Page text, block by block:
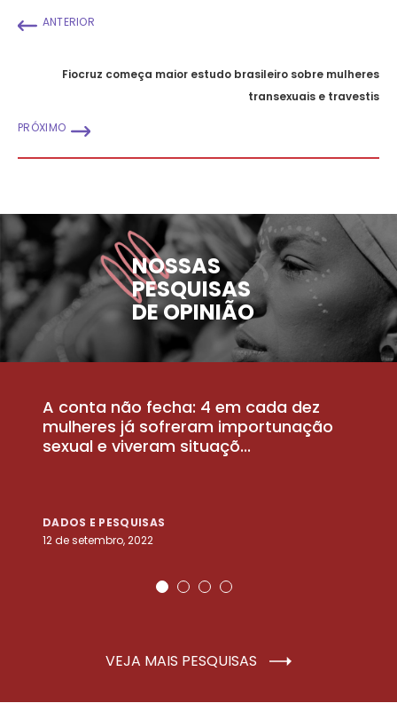
ANTERIOR
Fiocruz começa maior estudo brasileiro sobre mulheres
transexuais e travestis
PRÓXIMO
NOSSAS
PESQUISAS
DE OPINIÃO
A conta não fecha: 4 em cada dez
mulheres já sofreram importunação
sexual e viveram situaçõ...
DADOS E PESQUISAS
12 de setembro, 2022
VEJA MAIS PESQUISAS